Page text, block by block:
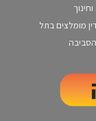
מומלצים בתל